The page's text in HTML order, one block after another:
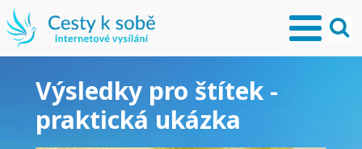
Výsledky pro štítek -
praktická ukázka